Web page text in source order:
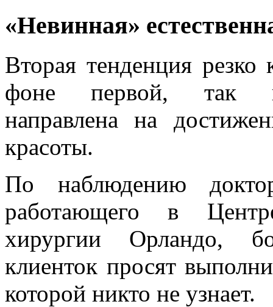
«Невинная»
Вторая тенденция резко
фоне первой, так
направлена на
красоты.
По наблюдению
работающего в
хирургии Орландо,
клиенток просят
которой никто не узнает.